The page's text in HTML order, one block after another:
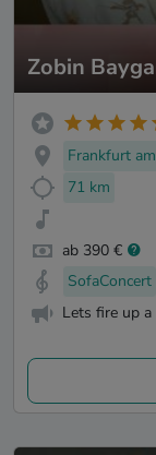
Zobin
Frankfurt
71 km
ab 390 €
SofaConcert
Lets fire up